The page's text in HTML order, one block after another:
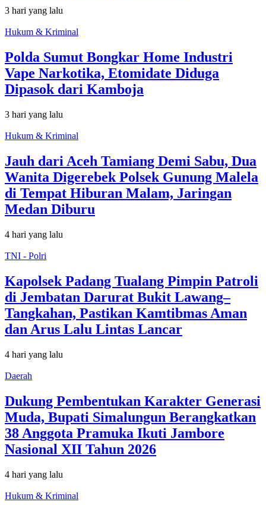
3 hari yang lalu
Hukum & Kriminal
Polda Sumut Bongkar Home Industri
Vape Narkotika, Etomidate Diduga
Dipasok dari Kamboja
3 hari yang lalu
Hukum & Kriminal
Jauh dari Aceh Tamiang Demi Sabu, Dua
Wanita Digerebek Polsek Gunung Malela
di Tempat Hiburan Malam, Jaringan
Medan Diburu
4 hari yang lalu
TNI - Polri
Kapolsek Padang Tualang Pimpin Patroli
di Jembatan Darurat Bukit Lawang–
Tangkahan, Pastikan Kamtibmas Aman
dan Arus Lalu Lintas Lancar
4 hari yang lalu
Daerah
Dukung Pembentukan Karakter Generasi
Muda, Bupati Simalungun Berangkatkan
38 Anggota Pramuka Ikuti Jambore
Nasional XII Tahun 2026
4 hari yang lalu
Hukum & Kriminal